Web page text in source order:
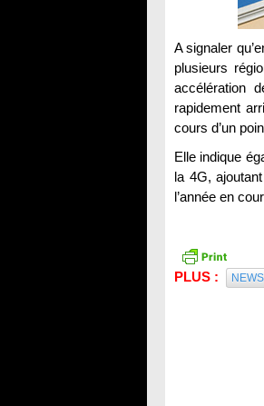
A signaler
plusieurs
accélération
rapidement
cours d’un
Elle indique
la 4G,
l’année en
PLUS : NEWS